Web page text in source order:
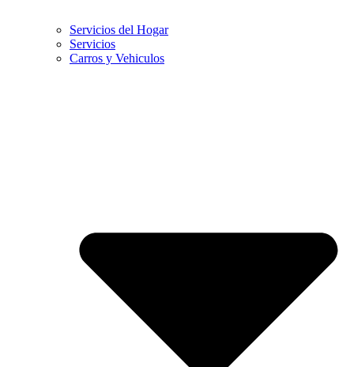
Servicios del Hogar
Servicios
Carros y Vehiculos